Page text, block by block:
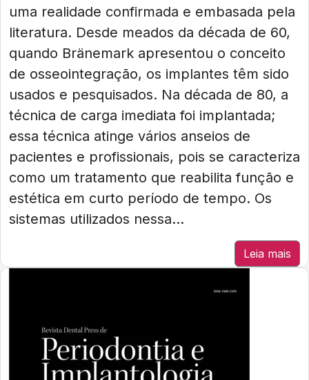
uma realidade confirmada e embasada pela
literatura. Desde meados da década de 60,
quando Bränemark apresentou o conceito
de osseointegração, os implantes têm sido
usados e pesquisados. Na década de 80, a
técnica de carga imediata foi implantada;
essa técnica atinge vários anseios de
pacientes e profissionais, pois se caracteriza
como um tratamento que reabilita função e
estética em curto período de tempo. Os
sistemas utilizados nessa...
Leia mais